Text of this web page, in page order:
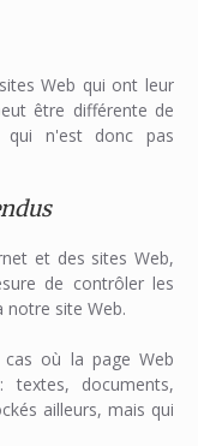
Web qui ont leur
être différente de
qui n'est donc pas
et des sites Web,
de contrôler les
notre site Web.
cas où la page Web
documents,
ailleurs, mais qui